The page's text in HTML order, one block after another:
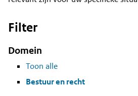
Filter
Domein
Toon alle
Bestuur en recht